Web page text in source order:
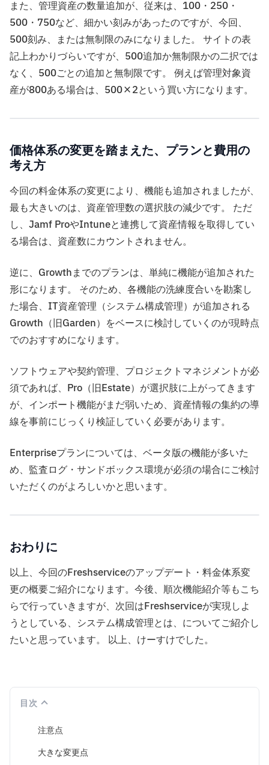
また、管理資産の数量追加が、従来は、100・250・
500・750など、細かい刻みがあったのですが、今回、
500刻み、または無制限のみになりました。 サイトの表
記上わかりづらいですが、500追加か無制限かの二択では
なく、500ごとの追加と無制限です。 例えば管理対象資
産が800ある場合は、500×2という買い方になります。
価格体系の変更を踏まえた、プランと費用の
考え方
今回の料金体系の変更により、機能も追加されましたが、
最も大きいのは、資産管理数の選択肢の減少です。 ただ
し、Jamf ProやIntuneと連携して資産情報を取得してい
る場合は、資産数にカウントされません。
逆に、Growthまでのプランは、単純に機能が追加された
形になります。 そのため、各機能の洗練度合いを勘案し
た場合、IT資産管理（システム構成管理）が追加される
Growth（旧Garden）をベースに検討していくのが現時点
でのおすすめになります。
ソフトウェアや契約管理、プロジェクトマネジメントが必
須であれば、Pro（旧Estate）が選択肢に上がってきます
が、インポート機能がまだ弱いため、資産情報の集約の導
線を事前にじっくり検証していく必要があります。
Enterpriseプランについては、ベータ版の機能が多いた
め、監査ログ・サンドボックス環境が必須の場合にご検討
いただくのがよろしいかと思います。
おわりに
以上、今回のFreshserviceのアップデート・料金体系変
更の概要ご紹介になります。今後、順次機能紹介等もこち
らで行っていきますが、次回はFreshserviceが実現しよ
うとしている、システム構成管理とは、についてご紹介し
たいと思っています。 以上、けーすけでした。
目次
注意点
大きな変更点